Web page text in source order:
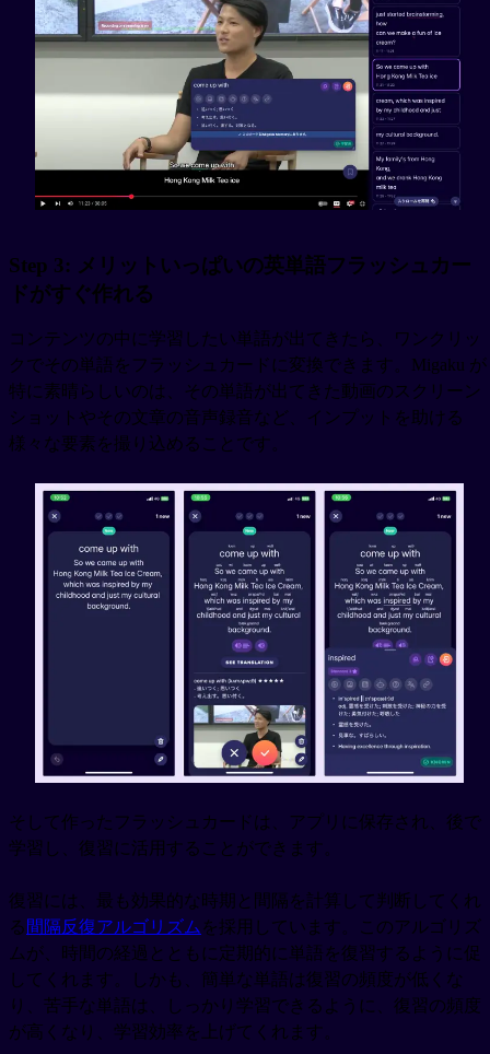
Step 3: メリットいっぱいの英単語フラッシュカー
ドがすぐ作れる
コンテンツの中に学習したい単語が出てきたら、ワンクリッ
クでその単語をフラッシュカードに変換できます。Migaku が
特に素晴らしいのは、その単語が出てきた動画のスクリーン
ショットやその文章の音声録音など、インプットを助ける
様々な要素を撮り込めることです。
そして作ったフラッシュカードは、アプリに保存され、後で
学習し、復習に活用することができます。
復習には、最も効果的な時期と間隔を計算して判断してくれ
る 間隔反復アルゴリズム を採用しています。このアルゴリズ
ムが、時間の経過とともに定期的に単語を復習するように促
してくれます。しかも、簡単な単語は復習の頻度が低くな
り、苦手な単語は、しっかり学習できるように、復習の頻度
が高くなり、学習効率を上げてくれます。